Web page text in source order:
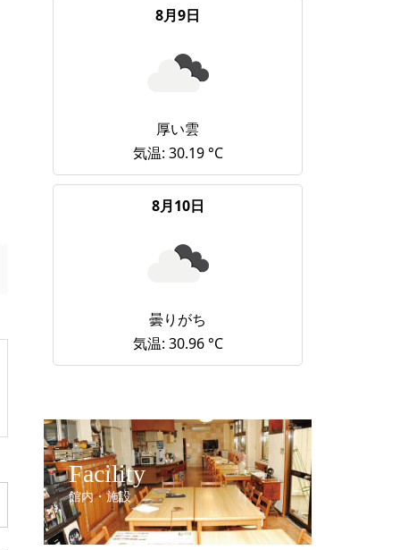
8月9日
厚い雲
気温: 30.19 °C
8月10日
曇りがち
気温: 30.96 °C
Facility
館内・施設